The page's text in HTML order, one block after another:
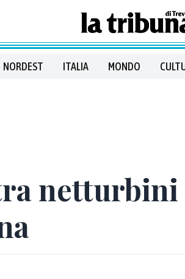
NORDEST ITALIA MONDO